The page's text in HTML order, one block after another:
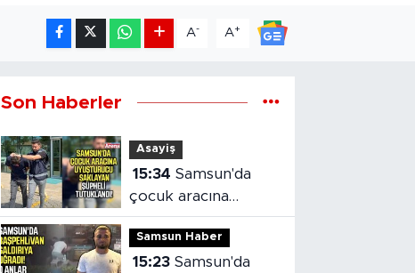
A- A+
Son Haberler
Asayiş
15:34 Samsun'da
çocuk aracına
uyuşturucu saklayan
şüpheli tutuklandı
Samsun Haber
15:23 Samsun'da